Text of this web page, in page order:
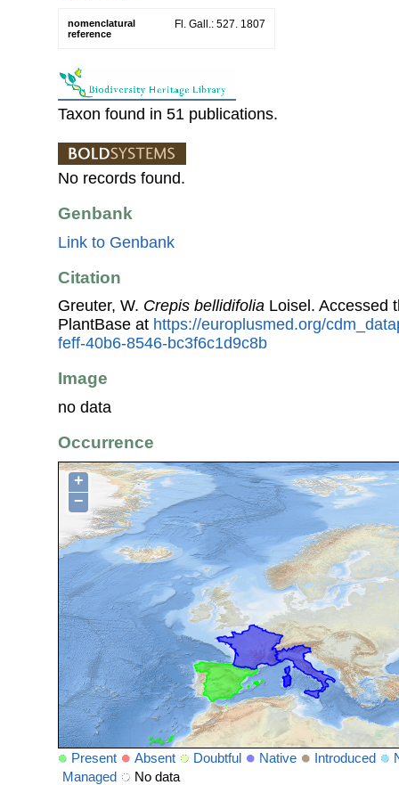
nomenclatural
reference
Fl. Gall.: 527. 1807
Taxon found in 51 publications.
No records found.
Genbank
Link to Genbank
Citation
Greuter, W. Crepis bellidifolia Loisel. Accessed
PlantBase at https://europlusmed.org/
feff-40b6-8546-bc3f6c1d9c8b
Image
no data
Occurrence
+
−
Present Absent Doubtful Native Introduced
Managed
No data